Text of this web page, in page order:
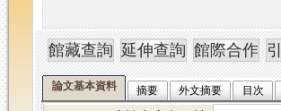
論文基本資料 摘要 外文摘要 目次